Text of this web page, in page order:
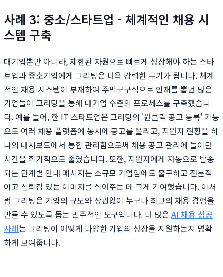
사례 3: 중소/스타트업 - 체계적인 채용 시
스템 구축
대기업뿐만 아니라, 제한된 자원으로 빠르게 성장해야 하는 스타
트업과 중소기업에게 그리팅은 더욱 강력한 무기가 됩니다. 체계
적인 채용 시스템이 부재하여 주먹구구식으로 인재를 뽑던 많은
기업들이 그리팅을 통해 대기업 수준의 프로세스를 구축했습니
다. 예를 들어, 한 IT 스타트업은 그리팅의 '원클릭 공고 등록' 기능
으로 여러 채용 플랫폼에 동시에 공고를 올리고, 지원자 현황을 하
나의 대시보드에서 통합 관리함으로써 채용 공고 관리에 들이던
시간을 획기적으로 줄였습니다. 또한, 지원자에게 자동으로 발송
되는 단계별 안내 메시지는 소규모 기업임에도 불구하고 전문적
이고 신뢰감 있는 이미지를 심어주는 데 크게 기여했습니다. 이처
럼 그리팅은 기업의 규모와 상관없이 누구나 최고의 채용 경험을
만들 수 있도록 돕는 민주적인 도구입니다. 더 많은 AI 채용 성공
사례는 그리팅이 어떻게 다양한 기업의 성장을 지원하는지 명확
하게 보여줍니다.